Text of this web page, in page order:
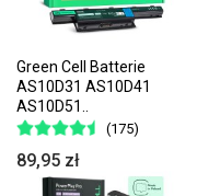
Green Cell Batterie
AS10D31 AS10D41
AS10D51..
(175)
89,95 zł